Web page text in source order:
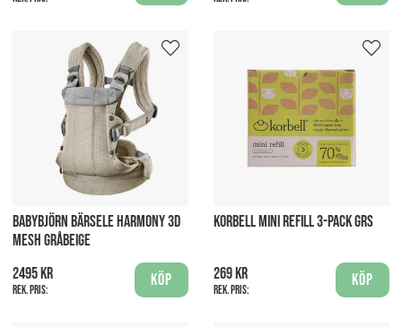
BABYBJÖRN BÄRSELE HARMONY 3D
MESH GRÅBEIGE
2495 kr
Rek. pris:
Köp
KORBELL MINI REFILL 3-PACK GRS
269 kr
Rek. pris:
Köp